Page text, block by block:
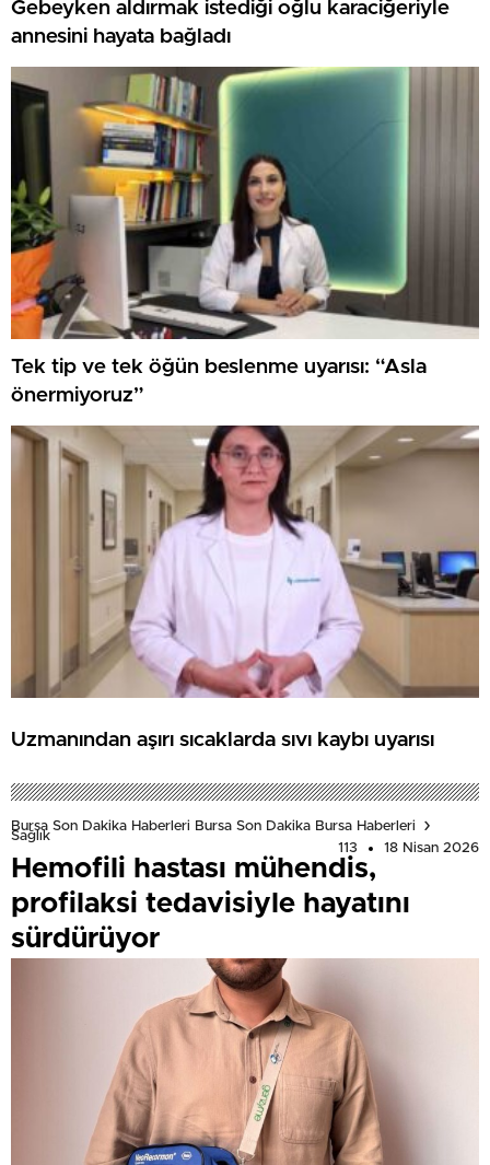
Gebeyken aldırmak istediği oğlu karaciğeriyle
annesini hayata bağladı
Tek tip ve tek öğün beslenme uyarısı: “Asla
önermiyoruz”
Uzmanından aşırı sıcaklarda sıvı kaybı uyarısı
Bursa Son Dakika Haberleri Bursa Son Dakika Bursa Haberleri
Sağlık
113
18 Nisan 2026
Hemofili hastası mühendis,
profilaksi tedavisiyle hayatını
sürdürüyor